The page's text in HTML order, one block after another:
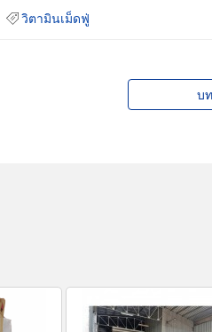
วิตามินเม็ดฟู่
บ